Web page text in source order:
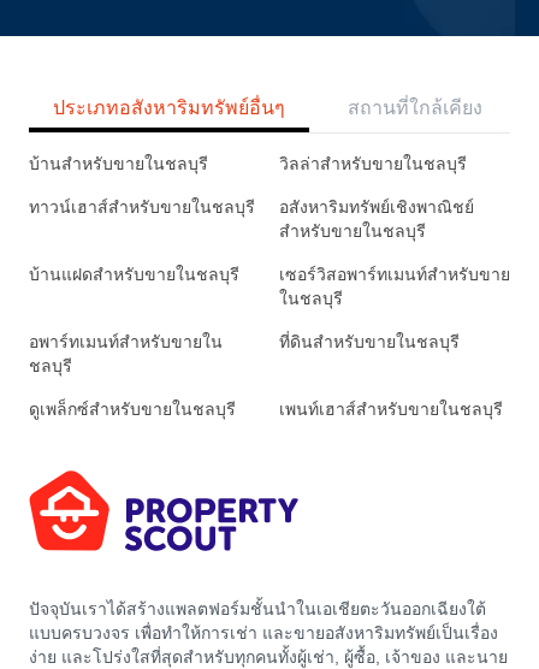
ประเภทอสังหาริมทรัพย์อื่นๆ สถานที่ใกล้เคียง
บ้านสำหรับขายในชลบุรี วิลล่าสำหรับขายในชลบุรี
ทาวน์เฮาส์สำหรับขายในชลบุรี
อสังหาริมทรัพย์เชิงพาณิชย์
สำหรับขายในชลบุรี
บ้านแฝดสำหรับขายในชลบุรี
เซอร์วิสอพาร์ทเมนท์สำหรับขาย
ในชลบุรี
อพาร์ทเมนท์สำหรับขายใน
ชลบุรี
ที่ดินสำหรับขายในชลบุรี
ดูเพล็กซ์สำหรับขายในชลบุรี เพนท์เฮาส์สำหรับขายในชลบุรี
ปัจจุบันเราได้สร้างแพลตฟอร์มชั้นนำในเอเชียตะวันออกเฉียงใต้
แบบครบวงจร เพื่อทำให้การเช่า และขายอสังหาริมทรัพย์เป็นเรื่อง
ง่าย และโปร่งใสที่สุดสำหรับทุกคนทั้งผู้เช่า, ผู้ซื้อ, เจ้าของ และนาย